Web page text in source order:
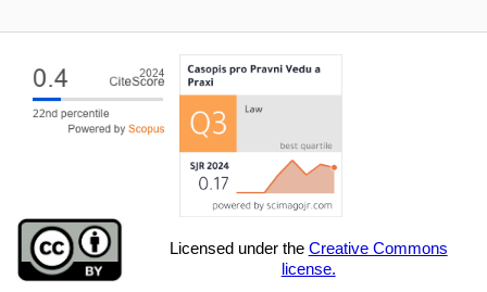
Licensed under the Creative Commons
license.